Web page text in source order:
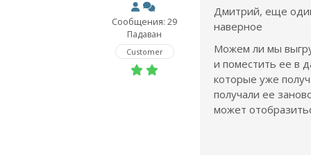
Сообщения: 29
Падаван
Customer
Дмитрий, еще
наверное
Можем ли мы
и поместить ее в
которые уже
получали ее
может